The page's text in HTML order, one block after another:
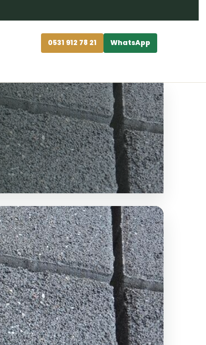
0531 912 78 21 WhatsApp